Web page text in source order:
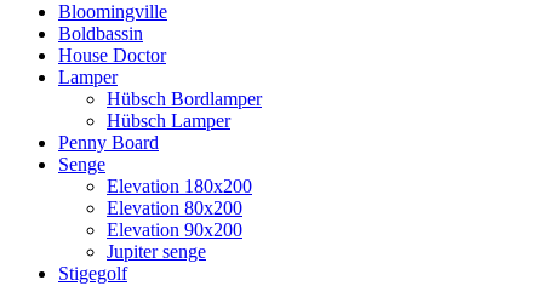
Bloomingville
Boldbassin
House Doctor
Lamper
Hübsch Bordlamper
Hübsch Lamper
Penny Board
Senge
Elevation 180x200
Elevation 80x200
Elevation 90x200
Jupiter senge
Stigegolf